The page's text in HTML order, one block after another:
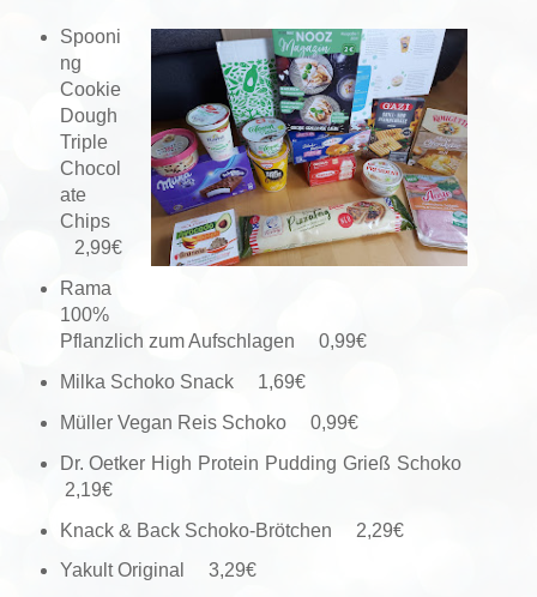
Spooni
ng
Cookie
Dough
Triple
Chocol
ate
Chips
2,99€
Rama
100%
Pflanzlich zum Aufschlagen 0,99€
Milka Schoko Snack 1,69€
Müller Vegan Reis Schoko 0,99€
Dr. Oetker High Protein Pudding Grieß Schoko
2,19€
Knack & Back Schoko-Brötchen 2,29€
Yakult Original 3,29€